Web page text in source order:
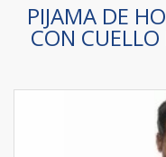
PIJAMA DE
CON